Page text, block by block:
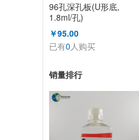
96孔深孔板(U形底,
1.8ml/孔)
￥95.00
已有0人购买
销量排行